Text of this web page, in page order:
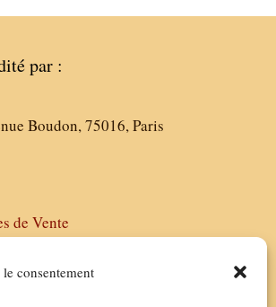
le consentement
par :
Boudon, 75016, Paris
de Vente